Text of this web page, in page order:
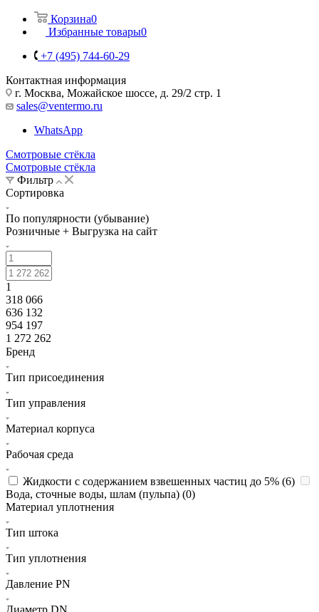
Корзина0
Избранные товары0
+7 (495) 744-60-29
Контактная информация
г. Москва, Можайское шоссе, д. 29/2 стр. 1
sales@ventermo.ru
WhatsApp
Смотровые стёкла
Смотровые стёкла
Фильтр
Сортировка
По популярности (убывание)
Розничные + Выгрузка на сайт
1
318 066
636 132
954 197
1 272 262
Бренд
Тип присоединения
Тип управления
Материал корпуса
Рабочая среда
Жидкости с содержанием взвешенных частиц до 5% (6)
Вода, сточные воды, шлам (пульпа) (0)
Материал уплотнения
Тип штока
Тип уплотнения
Давление PN
Диаметр DN